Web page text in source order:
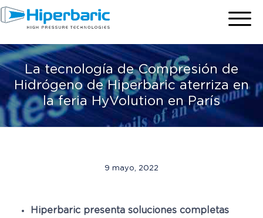
La tecnología de Compresión de
Hidrógeno de Hiperbaric aterriza en
la feria HyVolution en París
9 mayo, 2022
Hiperbaric presenta soluciones completas